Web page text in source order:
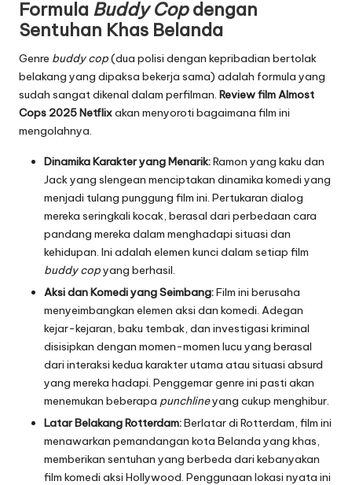
Formula Buddy Copdengan
Sentuhan Khas Belanda
Genre buddy cop(dua polisi dengan kepribadian bertolak
belakang yang dipaksa bekerja sama) adalah formula yang
sudah sangat dikenal dalam perfilman. Review film Almost
Cops 2025 Netflixakan menyoroti bagaimana film ini
mengolahnya.
Dinamika Karakter yang Menarik:Ramon yang kaku dan
Jack yang slengean menciptakan dinamika komedi yang
menjadi tulang punggung film ini. Pertukaran dialog
mereka seringkali kocak, berasal dari perbedaan cara
pandang mereka dalam menghadapi situasi dan
kehidupan. Ini adalah elemen kunci dalam setiap film
buddy copyang berhasil.
Aksi dan Komedi yang Seimbang:Film ini berusaha
menyeimbangkan elemen aksi dan komedi. Adegan
kejar-kejaran, baku tembak, dan investigasi kriminal
disisipkan dengan momen-momen lucu yang berasal
dari interaksi kedua karakter utama atau situasi absurd
yang mereka hadapi. Penggemar genre ini pasti akan
menemukan beberapa punchlineyang cukup menghibur.
Latar Belakang Rotterdam:Berlatar di Rotterdam, film ini
menawarkan pemandangan kota Belanda yang khas,
memberikan sentuhan yang berbeda dari kebanyakan
film komedi aksi Hollywood. Penggunaan lokasi nyata ini